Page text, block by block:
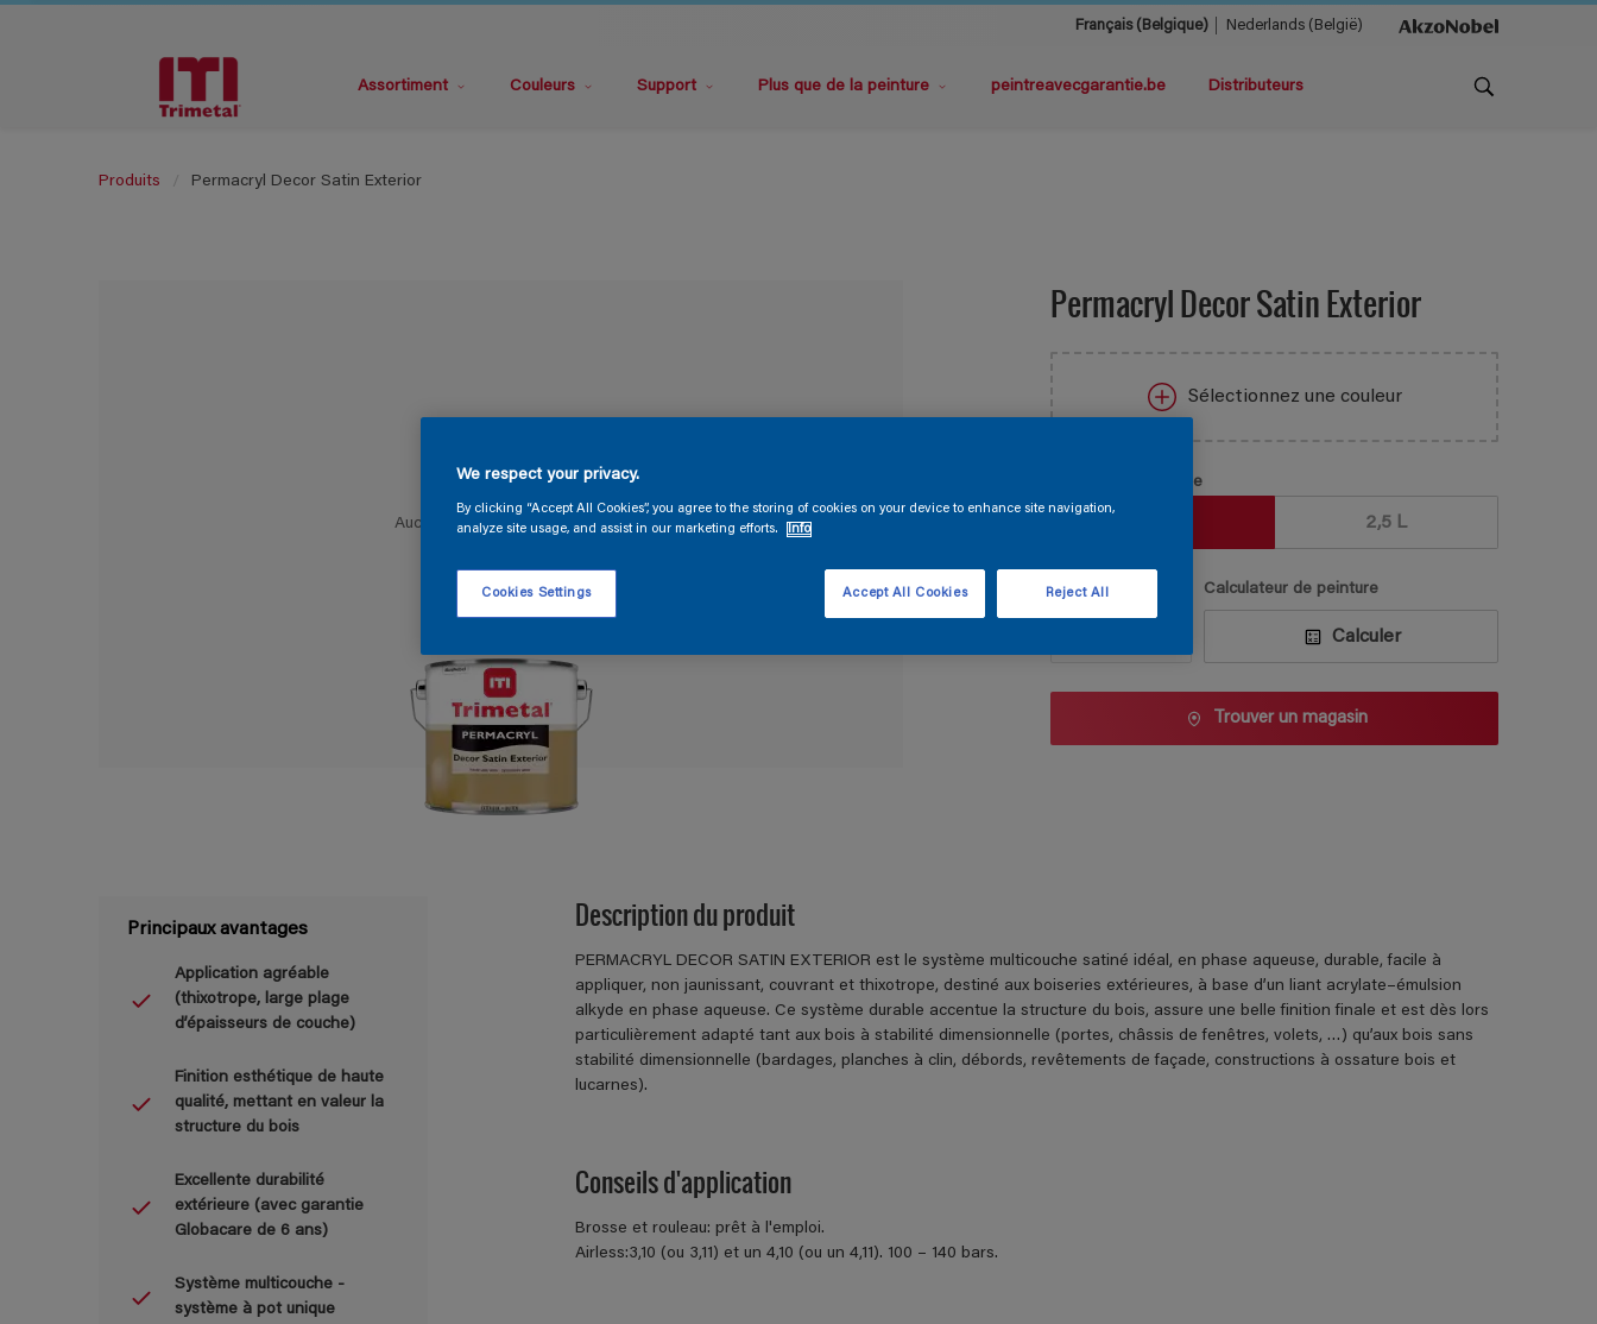
Français (Belgique) Nederlands (België)
Assortiment Couleurs Support Plus que de la peinture peintreavecgarantie.be Distributeurs
Produits Permacryl Decor Satin Exterior
Aucune couleur sélectionnée
Permacryl Decor Satin Exterior
Sélectionnez une couleur
Taille de l’emballage
2,5 L
Quantité Calculateur de peinture
Calculer
Trouver un magasin
Principaux avantages
Application agréable
(thixotrope, large plage
d’épaisseurs de couche)
Finition esthétique de haute
qualité, mettant en valeur la
structure du bois
Excellente durabilité
extérieure (avec garantie
Globacare de 6 ans)
Système multicouche -
système à pot unique
Description du produit
PERMACRYL DECOR SATIN EXTERIOR est le système multicouche satiné idéal, en phase aqueuse, durable, facile à
appliquer, non jaunissant, couvrant et thixotrope, destiné aux boiseries extérieures, à base d’un liant acrylate–émulsion
alkyde en phase aqueuse. Ce système durable accentue la structure du bois, assure une belle finition finale et est dès lors
particulièrement adapté tant aux bois à stabilité dimensionnelle (portes, châssis de fenêtres, volets, …) qu’aux bois sans
stabilité dimensionnelle (bardages, planches à clin, débords, revêtements de façade, constructions à ossature bois et
lucarnes).
Conseils d'application
Brosse et rouleau: prêt à l'emploi.
Airless:3,10 (ou 3,11) et un 4,10 (ou un 4,11). 100 – 140 bars.
We respect your privacy.
By clicking “Accept All Cookies”, you agree to the storing of cookies on your device to enhance site navigation,
analyze site usage, and assist in our marketing efforts.
Info
Cookies Settings Reject All
Accept All Cookies